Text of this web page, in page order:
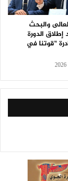
والبحث
الدورة
“قوتنا في